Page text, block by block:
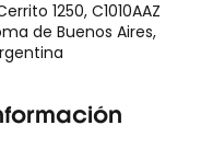
1250, C1010AAZ
de Buenos Aires,